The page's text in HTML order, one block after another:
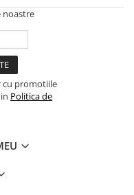
noastre
cu promotiile
Politica de